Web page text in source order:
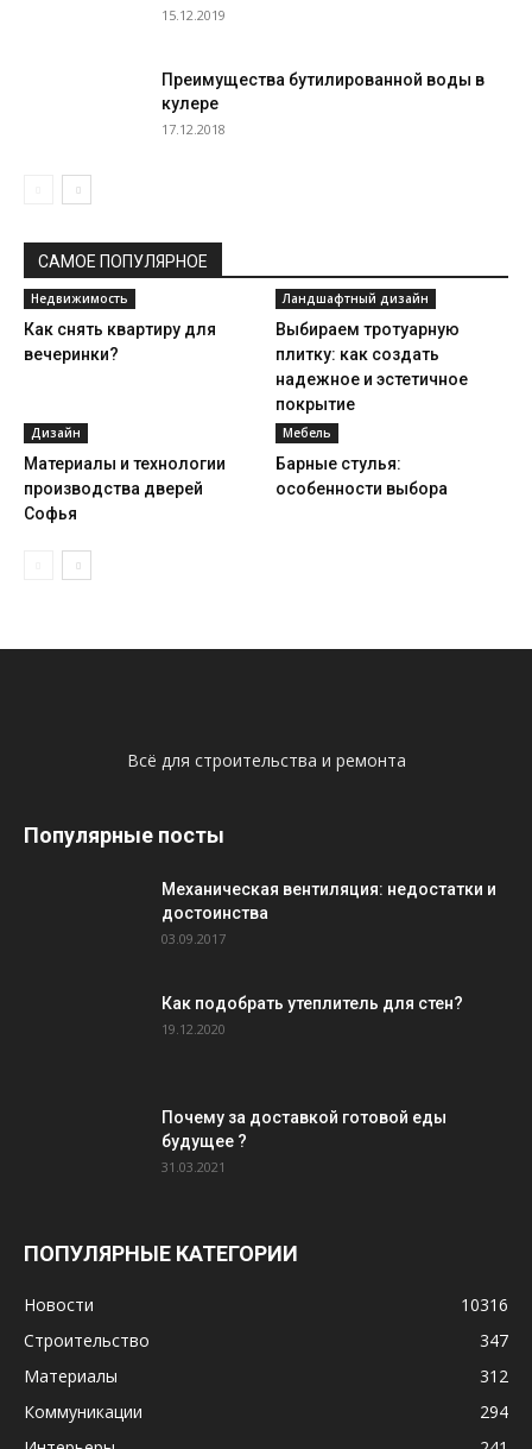
15.12.2019
Преимущества бутилированной воды в
кулере
17.12.2018
САМОЕ ПОПУЛЯРНОЕ
Недвижимость
Как снять квартиру для
вечеринки?
Ландшафтный дизайн
Выбираем тротуарную
плитку: как создать
надежное и эстетичное
покрытие
Дизайн
Материалы и технологии
производства дверей
Софья
Мебель
Барные стулья:
особенности выбора
Всё для строительства и ремонта
Популярные посты
Механическая вентиляция: недостатки и
достоинства
03.09.2017
Как подобрать утеплитель для стен?
19.12.2020
Почему за доставкой готовой еды
будущее ?
31.03.2021
ПОПУЛЯРНЫЕ КАТЕГОРИИ
Новости
10316
Строительство
347
Материалы
312
Коммуникации
294